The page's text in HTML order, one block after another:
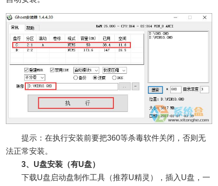
提示：在执行安装前要把360等杀毒软件关闭，否则无
法正常安装。
3、U盘安装（有U盘）
下载U盘启动盘制作工具（推荐U精灵），插入U盘，一